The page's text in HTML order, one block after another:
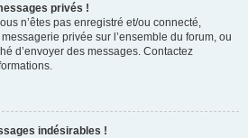
privés !
n’êtes pas enregistré et/ou connecté,
privée sur l’ensemble du forum, ou
d’envoyer des messages. Contactez
indésirables !